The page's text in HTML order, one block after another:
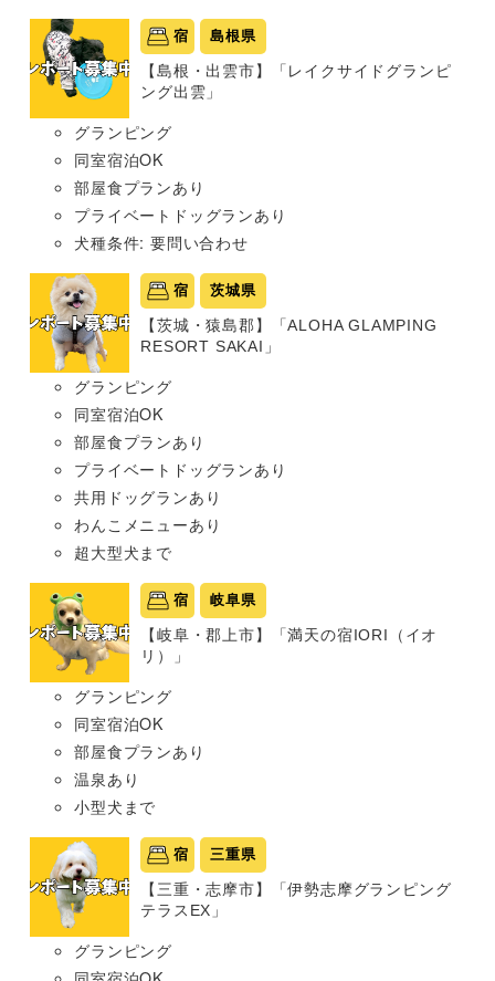
宿 島根県
【島根・出雲市】「レイクサイドグランピ
ング出雲」
グランピング
同室宿泊OK
部屋食プランあり
プライベートドッグランあり
犬種条件: 要問い合わせ
宿 茨城県
【茨城・猿島郡】「ALOHA GLAMPING
RESORT SAKAI」
グランピング
同室宿泊OK
部屋食プランあり
プライベートドッグランあり
共用ドッグランあり
わんこメニューあり
超大型犬まで
宿 岐阜県
【岐阜・郡上市】「満天の宿IORI（イオ
リ）」
グランピング
同室宿泊OK
部屋食プランあり
温泉あり
小型犬まで
宿 三重県
【三重・志摩市】「伊勢志摩グランピング
テラスEX」
グランピング